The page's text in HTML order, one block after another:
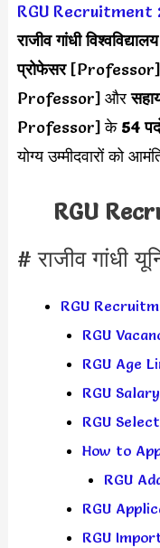
RGU Recruitment
राजीव गांधी विश्वविद्यालय
प्रोफेसर
Professor] और
Professor] के 54
योग्य उम्मीदवारों को
RGU
# राजीव गांधी
RGU
RGU
RGU Age
RGU
RGU
How to
RGU
RGU
RGU